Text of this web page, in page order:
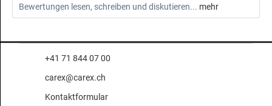
Bewertungen lesen, schreiben und diskutieren... mehr
+41 71 844 07 00
carex@carex.ch
Kontaktformular